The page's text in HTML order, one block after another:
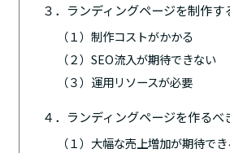
３．ランディングページを制作す
（１）制作コストがかかる
（２）SEO流入が期待できない
（３）運用リソースが必要
４．ランディングページを作るべ
（１）大幅な売上増加が期待でき